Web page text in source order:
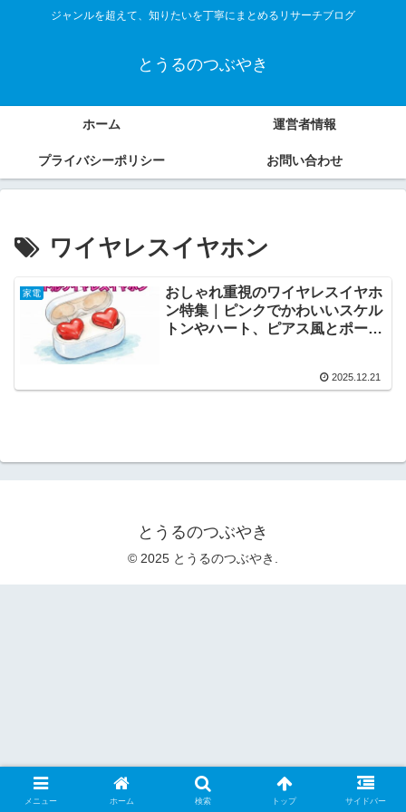
ジャンルを超えて、知りたいを丁寧にまとめるリサーチブログ
とうるのつぶやき
ホーム 運営者情報
プライバシーポリシー お問い合わせ
ワイヤレスイヤホン
家電
おしゃれ重視のワイヤレスイヤホ
ン特集｜ピンクでかわいいスケル
トンやハート、ピアス風とポーチ
2025.12.21
とうるのつぶやき
© 2025 とうるのつぶやき.
メニュー ホーム 検索 トップ サイドバー